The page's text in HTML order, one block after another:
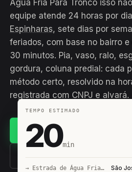
Água Fria Pará Tronco isso
equipe atende 24 horas por
Espinharas, sete dias por
feriados, com base no bairro
30 minutos. Pia, vaso, ralo,
gordura, coluna predial: cada
método certo, resolvido na
registrada com CNPJ e alvará.
(11) 93407-
TEMPO ESTIMADO
20min
→ Estrada de Água Fria Pará Tronco São